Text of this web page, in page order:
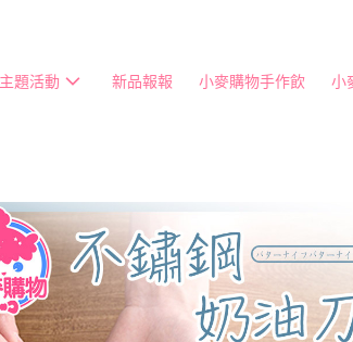
題活動 新品報報 小麥購物手作飲 小